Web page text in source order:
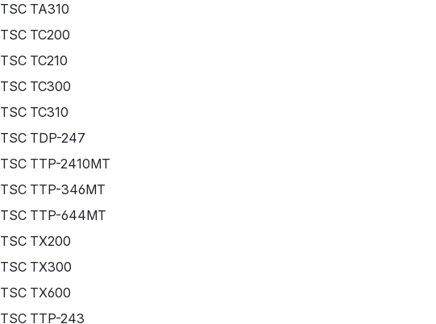
TSC TA310
TSC TC200
TSC TC210
TSC TC300
TSC TC310
TSC TDP-247
TSC TTP-2410MT
TSC TTP-346MT
TSC TTP-644MT
TSC TX200
TSC TX300
TSC TX600
TSC TTP-243